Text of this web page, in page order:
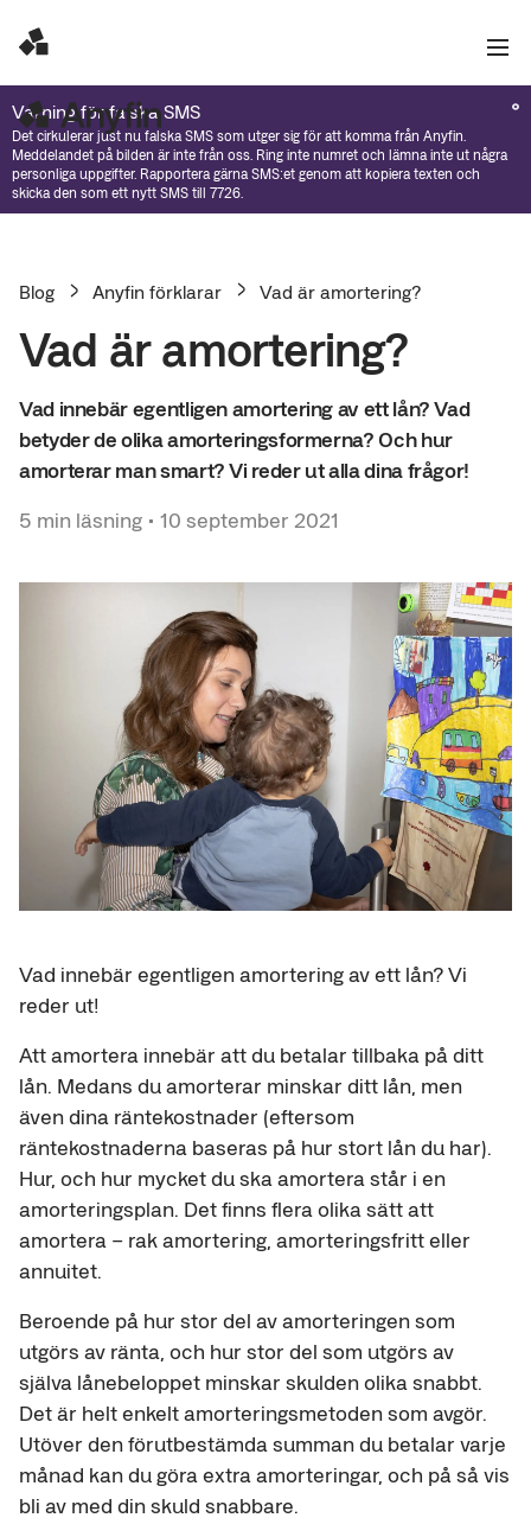
Varning för falska SMS
Det cirkulerar just nu falska SMS som utger sig för att komma från Anyfin.
Meddelandet på bilden är inte från oss. Ring inte numret och lämna inte ut några
personliga uppgifter. Rapportera gärna SMS:et genom att kopiera texten och
skicka den som ett nytt SMS till 7726.
Blog Anyfin förklarar Vad är amortering?
Vad är amortering?
Vad innebär egentligen amortering av ett lån? Vad
betyder de olika amorteringsformerna? Och hur
amorterar man smart? Vi reder ut alla dina frågor!
5 min läsning • 10 september 2021
Vad innebär egentligen amortering av ett lån? Vi
reder ut!
Att amortera innebär att du betalar tillbaka på ditt
lån. Medans du amorterar minskar ditt lån, men
även dina räntekostnader (eftersom
räntekostnaderna baseras på hur stort lån du har).
Hur, och hur mycket du ska amortera står i en
amorteringsplan. Det finns flera olika sätt att
amortera – rak amortering, amorteringsfritt eller
annuitet.
Beroende på hur stor del av amorteringen som
utgörs av ränta, och hur stor del som utgörs av
själva lånebeloppet minskar skulden olika snabbt.
Det är helt enkelt amorteringsmetoden som avgör.
Utöver den förutbestämda summan du betalar varje
månad kan du göra extra amorteringar, och på så vis
bli av med din skuld snabbare.